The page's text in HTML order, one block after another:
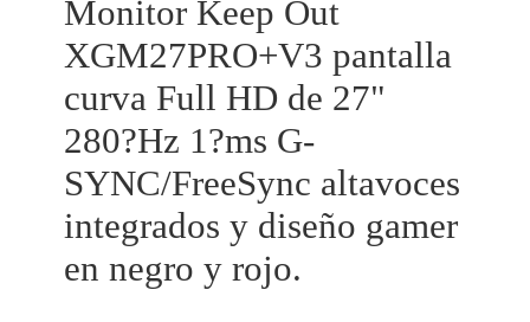
Monitor Keep Out
XGM27PRO+V3 pantalla
curva Full HD de 27"
280?Hz 1?ms G-
SYNC/FreeSync altavoces
integrados y diseño gamer
en negro y rojo.